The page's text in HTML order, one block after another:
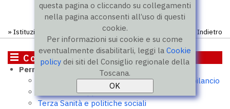
questa pagina o cliccando su collegamenti
nella pagina acconsenti all’uso di questi
cookie.
Per informazioni sui cookie e su come
eventualmente disabilitarli, leggi laCookie
policy dei siti del Consiglio regionale della
Toscana.
» Istituzione Terza commissione Indietro
Commissioni
Permanenti
Prima Affari istituzionali, programmazione, bilancio
Seconda Sviluppo economico e rurale
Terza Sanità e politiche sociali